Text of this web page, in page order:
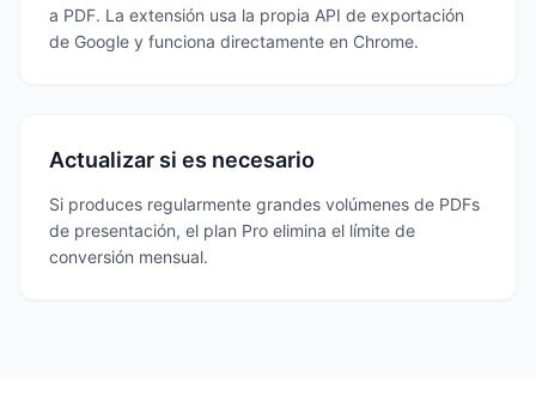
a PDF. La extensión usa la propia API de exportación
de Google y funciona directamente en Chrome.
Actualizar si es necesario
Si produces regularmente grandes volúmenes de PDFs
de presentación, el plan Pro elimina el límite de
conversión mensual.